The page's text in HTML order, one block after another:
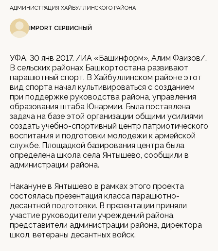
АДМИНИСТРАЦИЯ ХАЙБУЛЛИНСКОГО РАЙОНА
IMPORT СЕРВИСНЫЙ
УФА, 30 янв 2017. /ИА «Башинформ», Алим Фаизов/.
В сельских районах Башкортостана развивают
парашютный спорт. В Хайбуллинском районе этот
вид спорта начал культивироваться с созданием
при поддержке руководства района, управления
образования штаба Юнармии. Была поставлена
задача на базе этой организации общими усилиями
создать учебно-спортивный центр патриотического
воспитания и подготовки молодежи к армейской
службе. Площадкой базирования центра была
определена школа села Янтышево, сообщили в
администрации района.
Накануне в Янтышево в рамках этого проекта
состоялась презентация класса парашютно-
десантной подготовки. В презентации приняли
участие руководители учреждений района,
представители администрации района, директора
школ, ветераны десантных войск.